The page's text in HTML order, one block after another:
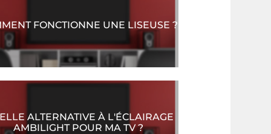
FONCTIONNE UNE LISEUSE ?
ALTERNATIVE À L'ÉCLAIRAGE
AMBILIGHT POUR MA TV ?